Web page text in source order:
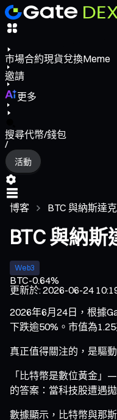
市場合約現貨兌換Meme
邀請
更多
搜尋代幣/錢包
/
活動
博客 BTC 與納斯達
BTC 與納
Web3
BTC-0.64%
更新於:2026-06-24
2026年6月24日，根據
下跌逾50%。市值為
真正值得關注的，是驅
「比特幣是數位黃金
的答案：當科技股遭遇
數據顯示，比特幣與那